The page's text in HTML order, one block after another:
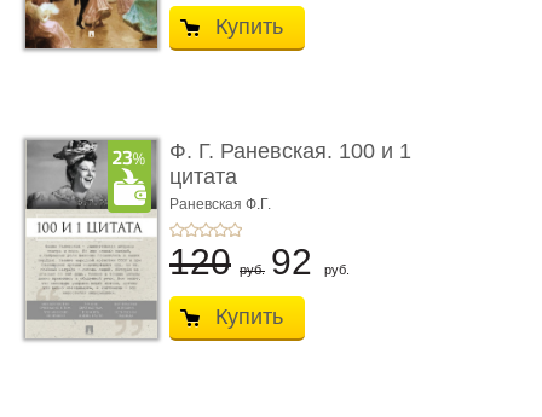
Купить
Ф. Г. Раневская. 100 и 1
цитата
Раневская Ф.Г.
120 руб. 92 руб.
Купить